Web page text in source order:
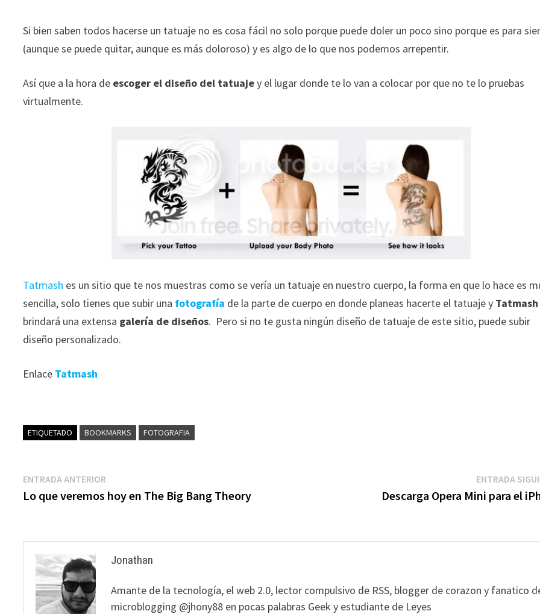
Si bien saben todos hacerse un tatuaje no es cosa fácil no solo porque puede doler un poco sino porque es para
(aunque se puede quitar, aunque es más doloroso) y es algo de lo que nos podemos arrepentir.
Así que a la hora de escoger el diseño del tatuajey el lugar donde te lo van a colocar por que no te lo pruebas
virtualmente.
Tatmash es un sitio que te nos muestras como se vería un tatuaje en nuestro cuerpo, la forma en que lo hace es
sencilla, solo tienes que subir una fotografía de la parte de cuerpo en donde planeas hacerte el tatuaje y Tatmash
brindará una extensa galería de diseños. Pero si no te gusta ningún diseño de tatuaje de este sitio, puede subir
diseño personalizado.
Enlace Tatmash
ETIQUETADO BOOKMARKS FOTOGRAFIA
Navegación
de
ENTRADA ANTERIOR
anterior:
Lo que veremos hoy en The Big Bang Theory
ENTRADA
Descarga Opera Mini para el
Jonathan
Amante de la tecnología, el web 2.0, lector compulsivo de RSS, blogger de corazon y fanatico
microblogging @jhony88 en pocas palabras Geek y estudiante de Leyes